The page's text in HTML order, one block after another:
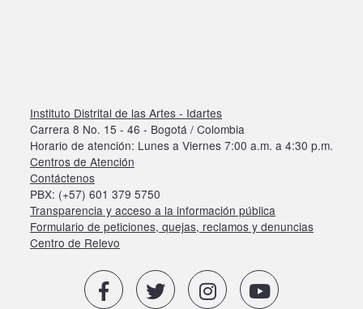
Instituto Distrital de las Artes - Idartes
Carrera 8 No. 15 - 46 - Bogotá / Colombia
Horario de atención: Lunes a Viernes 7:00 a.m. a 4:30 p.m.
Centros de Atención
Contáctenos
PBX: (+57) 601 379 5750
Transparencia y acceso a la información pública
Formulario de peticiones, quejas, reclamos y denuncias
Centro de Relevo